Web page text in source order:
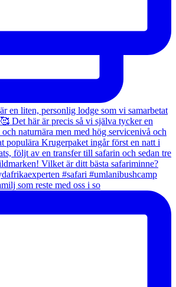
som reste med oss i so